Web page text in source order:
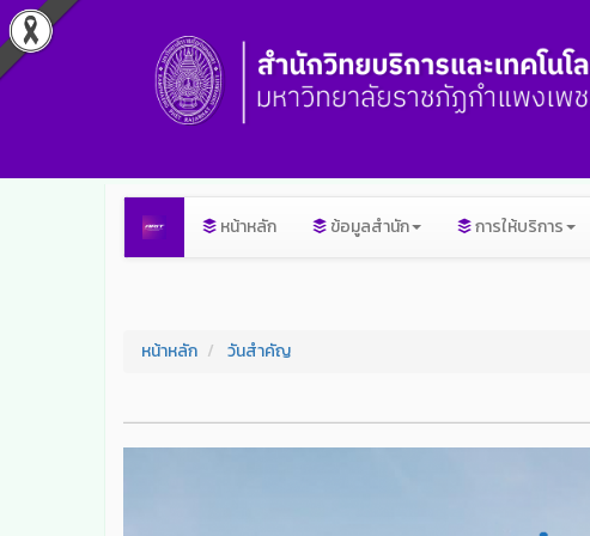
หน้าหลัก ข้อมูลสำนัก การให้บริการ
หน้าหลัก วันสำคัญ